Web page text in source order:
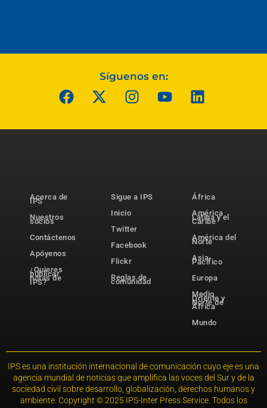
Síguenos en:
Acerca de
IPS
Nuestros
socios
Contáctenos
Apóyenos
¿Quieres
publicar
notas de
IPS?
Sigue a IPS
Inicio
Twitter
Facebook
Flickr
Reglas de
comunidad
África
América
Latina y el
Caribe
América del
Norte
Asia-
Pacífico
Europa
Medio
Oriente y
Norte de
África
Mundo
IPS es una institución internacional de comunicación cuyo eje es una
agencia mundial de noticias que amplifica las voces del Sur y de la
sociedad civil sobre desarrollo, globalización, derechos humanos y
ambiente. Copyright © 2025 IPS-Inter Press Service. Todos los